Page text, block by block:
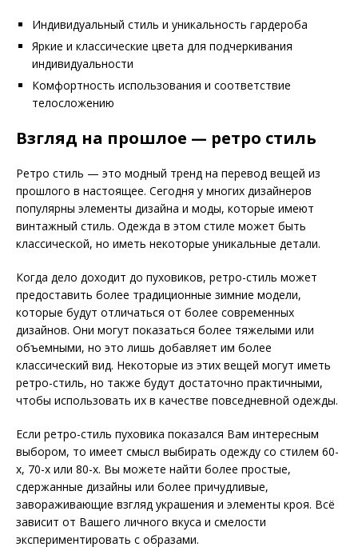
Индивидуальный стиль и уникальность гардероба
Яркие и классические цвета для подчеркивания
индивидуальности
Комфортность использования и соответствие
телосложению
Взгляд на прошлое — ретро стиль
Ретро стиль — это модный тренд на перевод вещей из
прошлого в настоящее. Сегодня у многих дизайнеров
популярны элементы дизайна и моды, которые имеют
винтажный стиль. Одежда в этом стиле может быть
классической, но иметь некоторые уникальные детали.
Когда дело доходит до пуховиков, ретро-стиль может
предоставить более традиционные зимние модели,
которые будут отличаться от более современных
дизайнов. Они могут показаться более тяжелыми или
объемными, но это лишь добавляет им более
классический вид. Некоторые из этих вещей могут иметь
ретро-стиль, но также будут достаточно практичными,
чтобы использовать их в качестве повседневной одежды.
Если ретро-стиль пуховика показался Вам интересным
выбором, то имеет смысл выбирать одежду со стилем 60-
х, 70-х или 80-х. Вы можете найти более простые,
сдержанные дизайны или более причудливые,
завораживающие взгляд украшения и элементы кроя. Всё
зависит от Вашего личного вкуса и смелости
экспериментировать с образами.